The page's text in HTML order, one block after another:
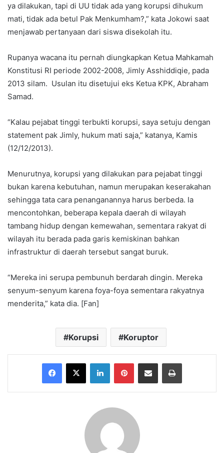
ya dilakukan, tapi di UU tidak ada yang korupsi dihukum
mati, tidak ada betul Pak Menkumham?,” kata Jokowi saat
menjawab pertanyaan dari siswa disekolah itu.
Rupanya wacana itu pernah diungkapkan Ketua Mahkamah
Konstitusi RI periode 2002-2008, Jimly Asshiddiqie, pada
2013 silam. Usulan itu disetujui eks Ketua KPK, Abraham
Samad.
“Kalau pejabat tinggi terbukti korupsi, saya setuju dengan
statement pak Jimly, hukum mati saja,” katanya, Kamis
(12/12/2013).
Menurutnya, korupsi yang dilakukan para pejabat tinggi
bukan karena kebutuhan, namun merupakan keserakahan
sehingga tata cara penanganannya harus berbeda. Ia
mencontohkan, beberapa kepala daerah di wilayah
tambang hidup dengan kemewahan, sementara rakyat di
wilayah itu berada pada garis kemiskinan bahkan
infrastruktur di daerah tersebut sangat buruk.
“Mereka ini serupa pembunuh berdarah dingin. Mereka
senyum-senyum karena foya-foya sementara rakyatnya
menderita,” kata dia. [Fan]
Korupsi Koruptor
Facebook
X LinkedInPinterestShare via Email Print